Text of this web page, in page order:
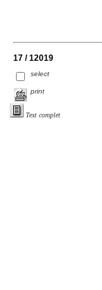
17 / 12019
select
print
Text complet